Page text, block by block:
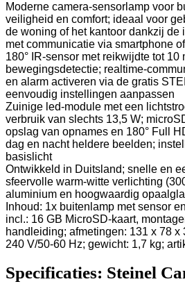
Moderne camera-sensorlamp voor
veiligheid en comfort; ideaal voor
de woning of het kantoor dankzij de
met communicatie via smartphone
180° IR-sensor met reikwijdte tot 10
bewegingsdetectie; realtime-
en alarm activeren via de gratis
eenvoudig instellingen aanpassen
Zuinige led-module met een
verbruik van slechts 13,5 W;
opslag van opnames en 180° Full
dag en nacht heldere beelden;
basislicht
Ontwikkeld in Duitsland; snelle en
sfeervolle warm-witte verlichting
aluminium en hoogwaardig
Inhoud: 1x buitenlamp met sensor
incl.: 16 GB MicroSD-kaart,
handleiding; afmetingen: 131 x 78 x
240 V/50-60 Hz; gewicht: 1,7 kg;
Specificaties: Steinel